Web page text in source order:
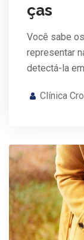
ças
Você sabe
representar
detectá-la
Clínica